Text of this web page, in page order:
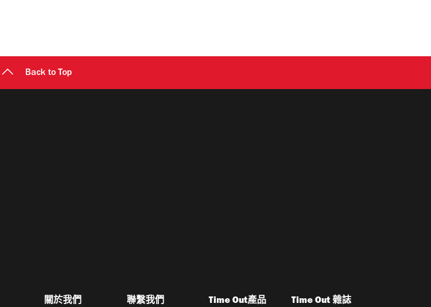
Back to Top
關於我們 聯繫我們 Time Out產品 Time Out 雜誌